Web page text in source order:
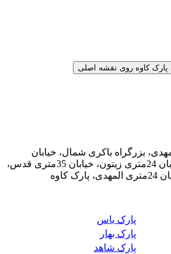
بزرگراه باکری شمال، خیابان
سیمون بولیوار شرق، خیابان 24متری زیتون، خیابان 35متری قدس،
پارک یاس
پارک بهار
پارک شاهد